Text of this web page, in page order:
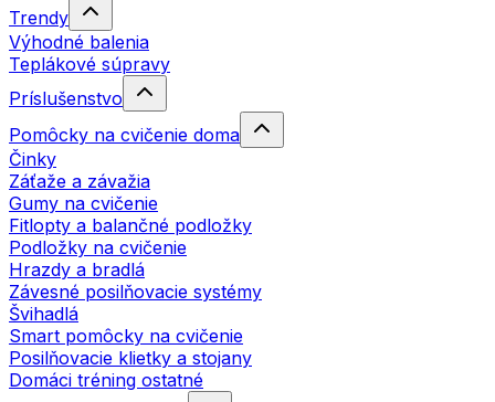
Trendy
Výhodné balenia
Teplákové súpravy
Príslušenstvo
Pomôcky na cvičenie doma
Činky
Záťaže a závažia
Gumy na cvičenie
Fitlopty a balančné podložky
Podložky na cvičenie
Hrazdy a bradlá
Závesné posilňovacie systémy
Švihadlá
Smart pomôcky na cvičenie
Posilňovacie klietky a stojany
Domáci tréning ostatné